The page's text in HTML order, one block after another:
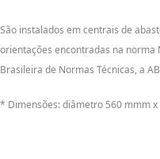
São instalados em centrais de
orientações encontradas na norma
Brasileira de Normas Técnicas, a
* Dimensões: diâmetro 560 mmm